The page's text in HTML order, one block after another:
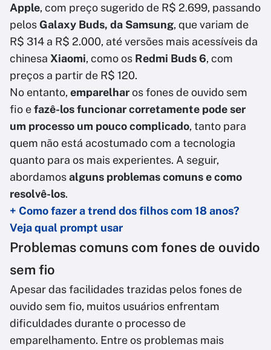
Apple, com preço sugerido de R$ 2.699, passando
pelosGalaxy Buds, da Samsung, que variam de
R$ 314 a R$ 2.000, até versões mais acessíveis da
chinesa Xiaomi, como os Redmi Buds 6, com
preços a partir de R$ 120.
No entanto, emparelharos fones de ouvido sem
fio efazê-los funcionar corretamente pode ser
um processo um pouco complicado, tanto para
quem não está acostumado com a tecnologia
quanto para os mais experientes. A seguir,
abordamosalguns problemas comuns e como
resolvê-los.
+ Como fazer a trend dos filhos com 18 anos?
Veja qual prompt usar
Problemas comuns com fones de ouvido
sem fio
Apesar das facilidades trazidas pelos fones de
ouvido sem fio, muitos usuários enfrentam
dificuldades durante o processo de
emparelhamento. Entre os problemas mais